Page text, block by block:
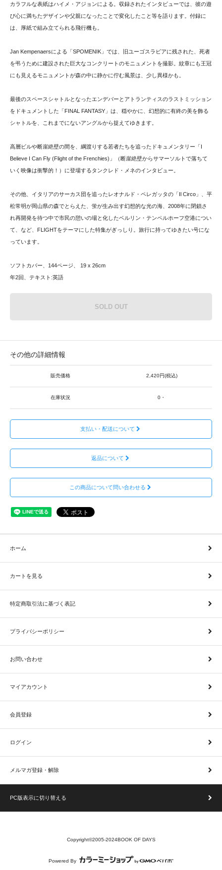
カラフルな表紙はハイメ・アジョンによる。収録されたインタビューでは、彼の遊
び心に満ちたデザインや父親になったことで変化したこと等を語ります。付録に
は、厚紙で組み立てられる飛行機も。
Jan Kempenaersによる「SPOMENIK」では、旧ユーゴスラビアに残された、死者
を弔うために建設された巨大なコンクリートのモニュメントを撮影。紋章にも王冠
にも見えるモニュメントが森の中に静かに佇む風景は、少し異様かも。
最後のスペースシャトルとなったエンデバーとアトランティスのラストミッション
をドキュメントした「FINAL FANTASY」は、穏やかに、幻想的に有終の美を飾る
シャトルを、これまでにないアングルから捉えてゆきます。
高層ビルや断崖絶壁の間を、綱渡りする若者たちを追ったドキュメンタリー「I
Believe I Can Fly (Flight of the Frenchies)」（断崖絶壁からサマーソルトで落ちて
いく映像は衝撃的！）に登場するタンクレド・メネのインタビュー。
その他、イタリアのサーカス団を追ったレオナルド・ペレガッタの「Il Circo」、平
松常明が岡山県の森でとらえた、蛍が生み出す幻想的な光の海、2008年に閉鎖さ
れ再開発を待つ中で市民の憩いの場と化したベルリン・テンペルホーフ空港につい
て、など、FLIGHTをテーマにした特集がぎっしり。旅行に持ってゆきたい号にな
っています。
ソフトカバー、144ページ、 19 x 26cm
年2回、テキスト:英語
SOLD OUT
その他の詳細情報
販売価格 2,420円(税込)
在庫状況 0・
支払い・配送について
返品について
この商品について問い合わせる
ホーム
カートを見る
特定商取引法に基づく表記
プライバシーポリシー
お問い合わせ
マイアカウント
会員登録
ログイン
メルマガ登録・解除
PC版表示に切り替える
Copyright©2005-2024BOOK OF DAYS
Powered By